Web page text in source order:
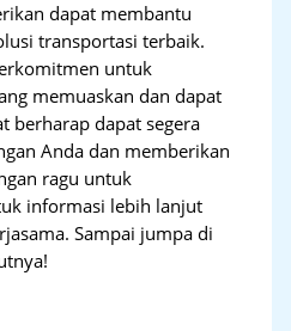
dapat membantu
transportasi terbaik.
untuk
memuaskan dan dapat
berharap dapat segera
Anda dan memberikan
ragu untuk
informasi lebih lanjut
Sampai jumpa di